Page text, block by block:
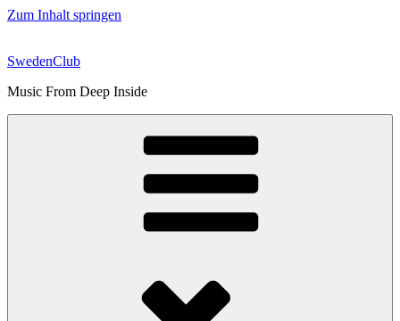
Zum Inhalt springen
SwedenClub
Music From Deep Inside